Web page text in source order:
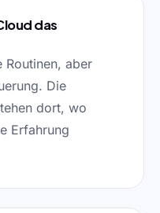
das
Routinen, aber
Die
dort, wo
Erfahrung